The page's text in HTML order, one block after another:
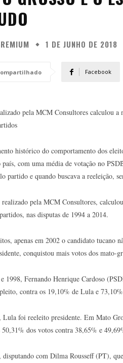
1 DE JUNHO DE 2018
Facebook
pela MCM Consultores calculou a
histórico do comportamento dos
país, com uma média de votação no
partido e quando buscava a reeleição,
pela MCM Consultores,
nas disputas de 1994 a 2014.
apenas em 2002 o candidato
conquistou mais votos dos mato-
1998, Fernando Henrique Cardoso
contra os 19,10% de Lula e
Lula foi reeleito presidente. Em Mato
dos votos contra 38,65% e
com Dilma Rousseff (PT),